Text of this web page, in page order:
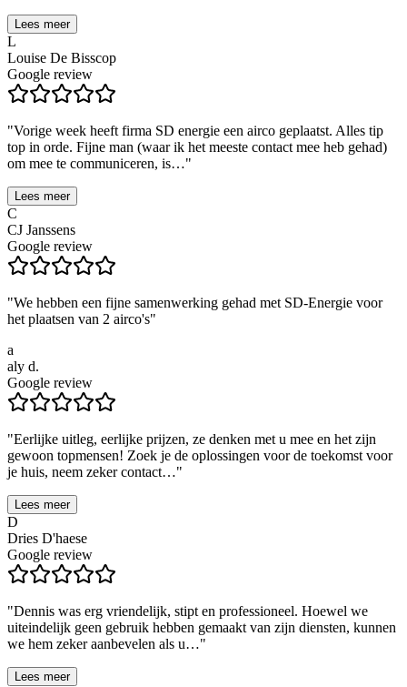
Lees meer
L
Louise De Bisscop
Google review
"Vorige week heeft firma SD energie een airco geplaatst. Alles tip
top in orde. Fijne man (waar ik het meeste contact mee heb gehad)
om mee te communiceren, is…"
Lees meer
C
CJ Janssens
Google review
"We hebben een fijne samenwerking gehad met SD-Energie voor
het plaatsen van 2 airco's"
a
aly d.
Google review
"Eerlijke uitleg, eerlijke prijzen, ze denken met u mee en het zijn
gewoon topmensen! Zoek je de oplossingen voor de toekomst voor
je huis, neem zeker contact…"
Lees meer
D
Dries D'haese
Google review
"Dennis was erg vriendelijk, stipt en professioneel. Hoewel we
uiteindelijk geen gebruik hebben gemaakt van zijn diensten, kunnen
we hem zeker aanbevelen als u…"
Lees meer